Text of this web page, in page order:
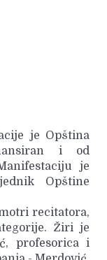
je Opština
i od
je
Opštine
recitatora,
Žiri je
profesorica i